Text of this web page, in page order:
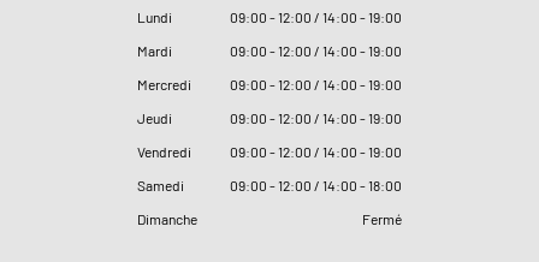
Lundi 09:00 - 12:00 / 14:00 - 19:00
Mardi
09:00 - 12:00 / 14:00 - 19:00
Mercredi
09:00 - 12:00 / 14:00 - 19:00
Jeudi
09:00 - 12:00 / 14:00 - 19:00
Vendredi
09:00 - 12:00 / 14:00 - 19:00
Samedi
09:00 - 12:00 / 14:00 - 18:00
Dimanche
Fermé